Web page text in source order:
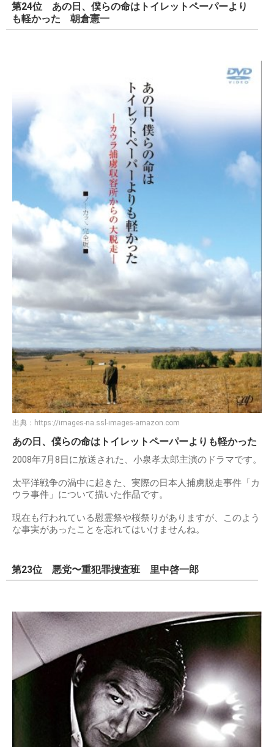
第24位 あの日、僕らの命はトイレットペーパーより
も軽かった 朝倉憲一
出典： https://images-na.ssl-images-amazon.com
あの日、僕らの命はトイレットペーパーよりも軽かった
2008年7月8日に放送された、小泉孝太郎主演のドラマです。
太平洋戦争の渦中に起きた、実際の日本人捕虜脱走事件「カ
ウラ事件」について描いた作品です。
現在も行われている慰霊祭や桜祭りがありますが、このよう
な事実があったことを忘れてはいけませんね。
第23位 悪党〜重犯罪捜査班 里中啓一郎